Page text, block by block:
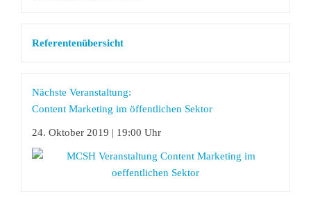
Referentenübersicht
Nächste Veranstaltung:
Content Marketing im öffentlichen Sektor
24. Oktober 2019 | 19:00 Uhr